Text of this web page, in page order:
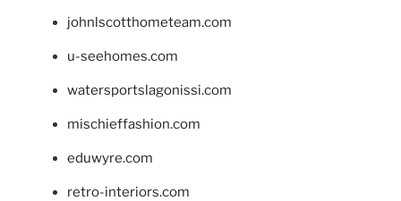
johnlscotthometeam.com
u-seehomes.com
watersportslagonissi.com
mischieffashion.com
eduwyre.com
retro-interiors.com